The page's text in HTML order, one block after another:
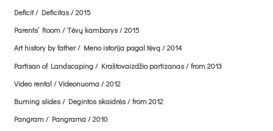
A Week / Savaitė / from 2005
Skaters / Čiuožikai / 2003
Clear texts / Skaidrūs tekstai / 2003
Deficit / Deficitas / 2015
Parents’ Room / Tėvų kambarys / 2015
Art history by father / Meno istorija pagal tėvą / 2014
Partisan of Landscaping / Kraštovaizdžio partizanas / from 2013
Video rental / Videonuoma / 2012
Burning slides / Degintos skaidrės / from 2012
Pangram / Pangrama / 2010